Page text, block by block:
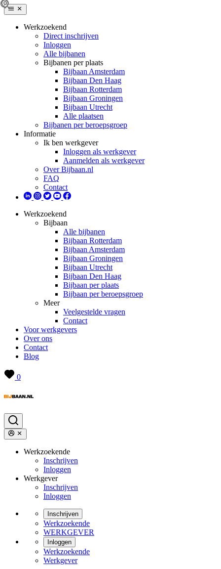
Werkzoekend
Direct inschrijven
Inloggen
Alle bijbanen
Bijbanen per plaats
Bijbaan Amsterdam
Bijbaan Den Haag
Bijbaan Rotterdam
Bijbaan Groningen
Bijbaan Utrecht
Alle plaatsen
Bijbanen per beroepsgroep
Informatie
Ik ben werkgever
Inloggen als werkgever
Aanmelden als werkgever
Over Bijbaan.nl
FAQ
Contact
Werkzoekend
Bijbaan
Alle bijbanen
Bijbaan Rotterdam
Bijbaan Amsterdam
Bijbaan Groningen
Bijbaan Utrecht
Bijbaan Den Haag
Bijbaan per plaats
Bijbaan per beroepsgroep
Meer
Veelgestelde vragen
Contact
Voor werkgevers
Over ons
Contact
Blog
0
Werkzoekende
Inschrijven
Inloggen
Werkgever
Inschrijven
Inloggen
Inschrijven
Werkzoekende
WERKGEVER
Inloggen
Werkzoekende
Werkgever